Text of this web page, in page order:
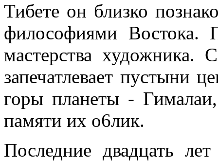
Тибете он близко
философиями Востока.
мастерства художника.
запечатлевает пустыни
горы планеты - Гималаи,
памяти их о6лик.
Последние двадцать